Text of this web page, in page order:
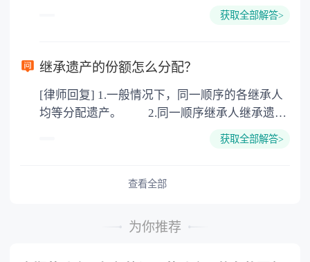
下都是不需要公证的，当然，如果需要公正的也
以防对财产继承发生纠纷，可以对遗产继承进行
公证。
获取全部解答>
继承遗产的份额怎么分配？
[律师回复] 1.一般情况下，同一顺序的各继承人
均等分配遗产。 2.同一顺序继承人继承遗产
或者与被继承人共同生活的继承人，分配遗产
的继承人，不尽扶养义务的，分配遗产时，应当
获取全部解答>
查看全部
为你推荐